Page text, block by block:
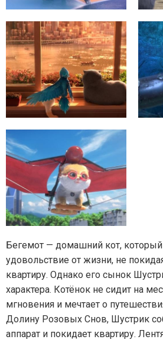
Бегемот — домашний кот,
удовольствие от жизни, не
квартиру. Однако его сынок
характера. Котёнок не сидит на
мгновения и мечтает о
Долину Розовых Снов, Шустрик
аппарат и покидает квартиру.